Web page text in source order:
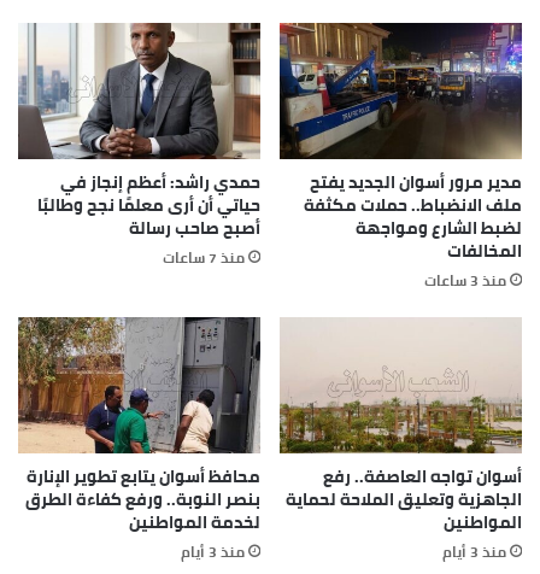
مدير مرور أسوان الجديد يفتح
ملف الانضباط.. حملات مكثفة
لضبط الشارع ومواجهة
المخالفات
منذ 3 ساعات
حمدي راشد: أعظم إنجاز في
حياتي أن أرى معلمًا نجح وطالبًا
أصبح صاحب رسالة
منذ 7 ساعات
أسوان تواجه العاصفة.. رفع
الجاهزية وتعليق الملاحة لحماية
المواطنين
منذ 3 أيام
محافظ أسوان يتابع تطوير الإنارة
بنصر النوبة.. ورفع كفاءة الطرق
لخدمة المواطنين
منذ 3 أيام